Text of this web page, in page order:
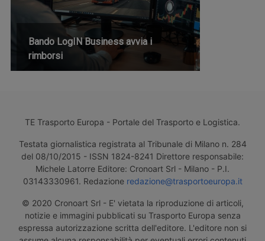
Bando LogIN Business avvia i
rimborsi
TE Trasporto Europa - Portale del Trasporto e Logistica.
Testata giornalistica registrata al Tribunale di Milano n. 284
del 08/10/2015 - ISSN 1824-8241 Direttore responsabile:
Michele Latorre Editore: Cronoart Srl - Milano - P.I.
03143330961. Redazione redazione@trasportoeuropa.it
© 2020 Cronoart Srl - E' vietata la riproduzione di articoli,
notizie e immagini pubblicati su Trasporto Europa senza
espressa autorizzazione scritta dell'editore. L'editore non si